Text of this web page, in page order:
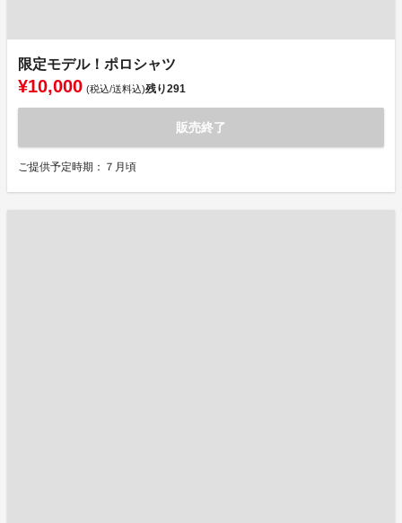
限定モデル！ポロシャツ
¥10,000 (税込/送料込)残り291
販売終了
ご提供予定時期：７月頃